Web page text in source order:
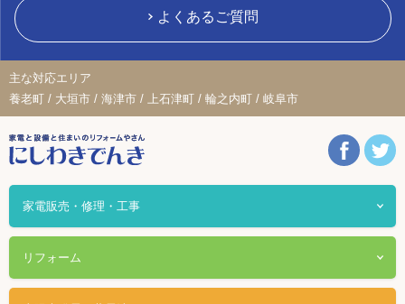
よくあるご質問
主な対応エリア
養老町 / 大垣市 / 海津市 / 上石津町 / 輪之内町 / 岐阜市
家電販売・修理・工事
リフォーム